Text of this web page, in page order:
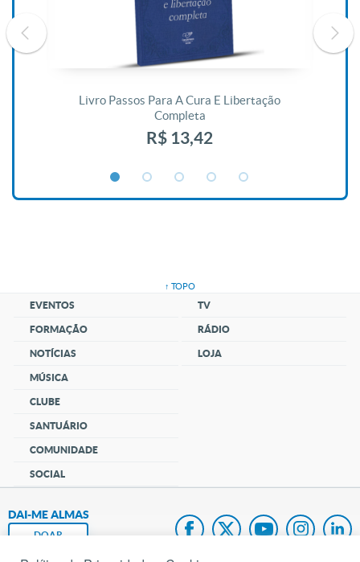
Livro Passos Para A Cura E Libertação
Completa
R$ 13,42
↑ TOPO
EVENTOS
FORMAÇÃO
NOTÍCIAS
MÚSICA
CLUBE
SANTUÁRIO
COMUNIDADE
SOCIAL
TV
RÁDIO
LOJA
DAI-ME ALMAS
DOAR